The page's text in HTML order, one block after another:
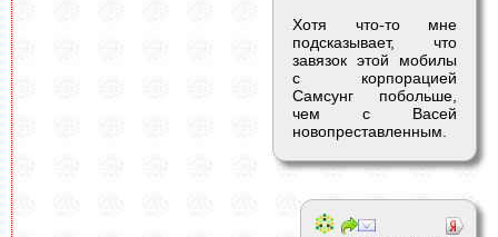
Хотя что-то мне
подсказывает, что
завязок этой мобилы
с корпорацией
Самсунг побольше,
чем с Васей
новопреставленным.